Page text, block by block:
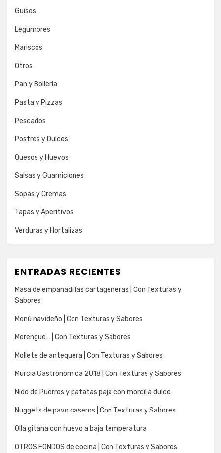
Guisos
Legumbres
Mariscos
Otros
Pan y Bolleria
Pasta y Pizzas
Pescados
Postres y Dulces
Quesos y Huevos
Salsas y Guarniciones
Sopas y Cremas
Tapas y Aperitivos
Verduras y Hortalizas
ENTRADAS RECIENTES
Masa de empanadillas cartageneras | Con Texturas y
Sabores
Menú navideño | Con Texturas y Sabores
Merengue… | Con Texturas y Sabores
Mollete de antequera | Con Texturas y Sabores
Murcia Gastronomíca 2018 | Con Texturas y Sabores
Nido de Puerros y patatas paja con morcilla dulce
Nuggets de pavo caseros | Con Texturas y Sabores
Olla gitana con huevo a baja temperatura
OTROS FONDOS de cocina | Con Texturas y Sabores